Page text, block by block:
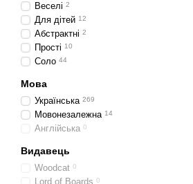
Веселі 2
Для дітей 12
Абстрактні 2
Прості 10
Соло 44
Мова
Українська 269
Мовонезалежна 14
Англійська 0
Видавець
Woodcat 0
Lord of Boards 0